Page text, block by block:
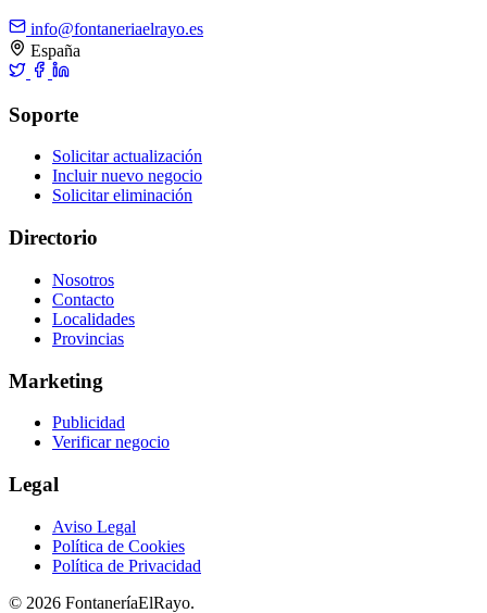
info@fontaneriaelrayo.es
España
Soporte
Solicitar actualización
Incluir nuevo negocio
Solicitar eliminación
Directorio
Nosotros
Contacto
Localidades
Provincias
Marketing
Publicidad
Verificar negocio
Legal
Aviso Legal
Política de Cookies
Política de Privacidad
© 2026 FontaneríaElRayo.